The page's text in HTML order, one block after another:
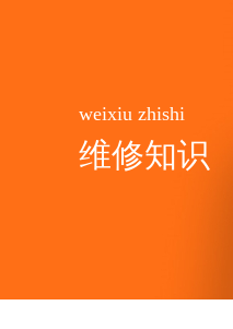
weixiu zhishi
维修知识